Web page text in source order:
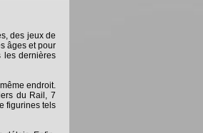
des jeux de
âges et pour
les dernières
endroit.
du Rail, 7
figurines tels